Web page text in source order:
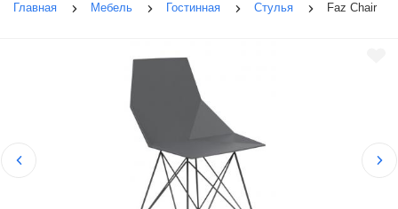
Главная Мебель Гостинная Стулья Faz Chair